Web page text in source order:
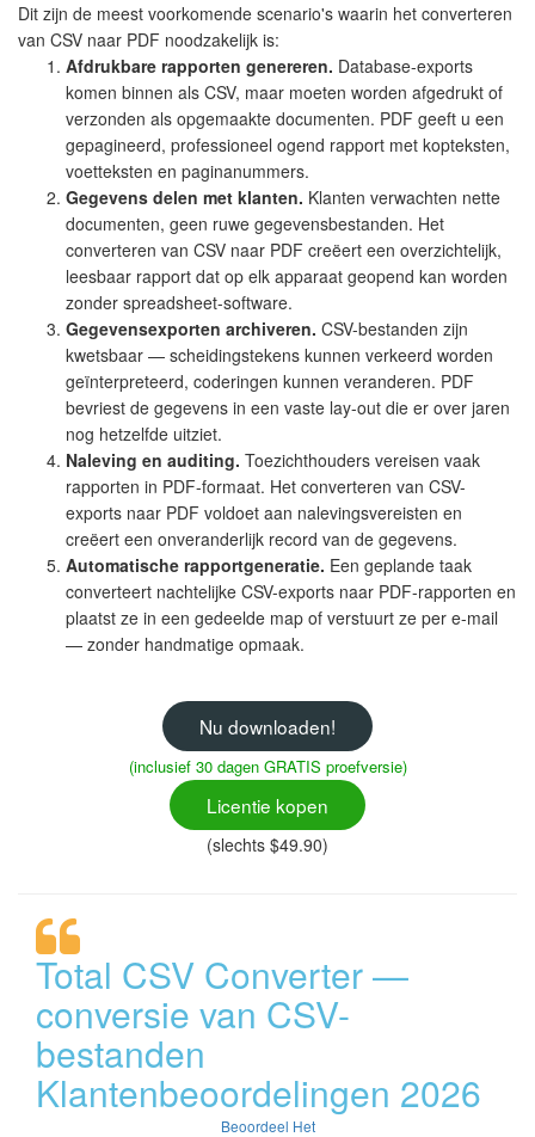
Dit zijn de meest voorkomende scenario's waarin het converteren
van CSV naar PDF noodzakelijk is:
Afdrukbare rapporten genereren. Database-exports
komen binnen als CSV, maar moeten worden afgedrukt of
verzonden als opgemaakte documenten. PDF geeft u een
gepagineerd, professioneel ogend rapport met kopteksten,
voetteksten en paginanummers.
Gegevens delen met klanten. Klanten verwachten nette
documenten, geen ruwe gegevensbestanden. Het
converteren van CSV naar PDF creëert een overzichtelijk,
leesbaar rapport dat op elk apparaat geopend kan worden
zonder spreadsheet-software.
Gegevensexporten archiveren. CSV-bestanden zijn
kwetsbaar — scheidingstekens kunnen verkeerd worden
geïnterpreteerd, coderingen kunnen veranderen. PDF
bevriest de gegevens in een vaste lay-out die er over jaren
nog hetzelfde uitziet.
Naleving en auditing. Toezichthouders vereisen vaak
rapporten in PDF-formaat. Het converteren van CSV-
exports naar PDF voldoet aan nalevingsvereisten en
creëert een onveranderlijk record van de gegevens.
Automatische rapportgeneratie. Een geplande taak
converteert nachtelijke CSV-exports naar PDF-rapporten en
plaatst ze in een gedeelde map of verstuurt ze per e-mail
— zonder handmatige opmaak.
Nu downloaden!
(inclusief 30 dagen GRATIS proefversie)
Licentie kopen
(slechts $49.90)
Total CSV Converter —
conversie van CSV-
bestanden
Klantenbeoordelingen 2026
Beoordeel Het